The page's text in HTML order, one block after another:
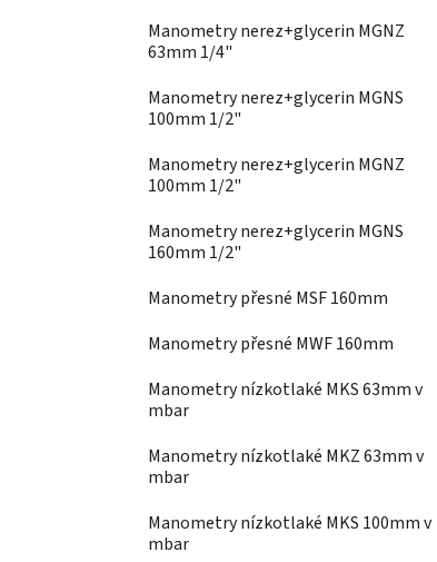
Manometry nerez+glycerin MGNZ
63mm 1/4"
Manometry nerez+glycerin MGNS
100mm 1/2"
Manometry nerez+glycerin MGNZ
100mm 1/2"
Manometry nerez+glycerin MGNS
160mm 1/2"
Manometry přesné MSF 160mm
Manometry přesné MWF 160mm
Manometry nízkotlaké MKS 63mm v
mbar
Manometry nízkotlaké MKZ 63mm v
mbar
Manometry nízkotlaké MKS 100mm v
mbar